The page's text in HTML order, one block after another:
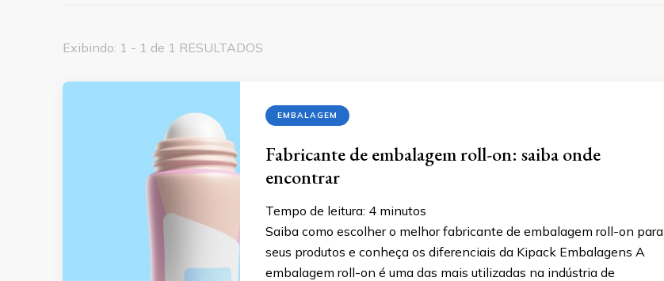
Exibindo: 1 - 1 de 1 RESULTADOS
EMBALAGEM
Fabricante de embalagem roll-on: saiba onde
encontrar
Tempo de leitura: 4 minutos
Saiba como escolher o melhor fabricante de embalagem roll-on para
seus produtos e conheça os diferenciais da Kipack Embalagens A
embalagem roll-on é uma das mais utilizadas na indústria de